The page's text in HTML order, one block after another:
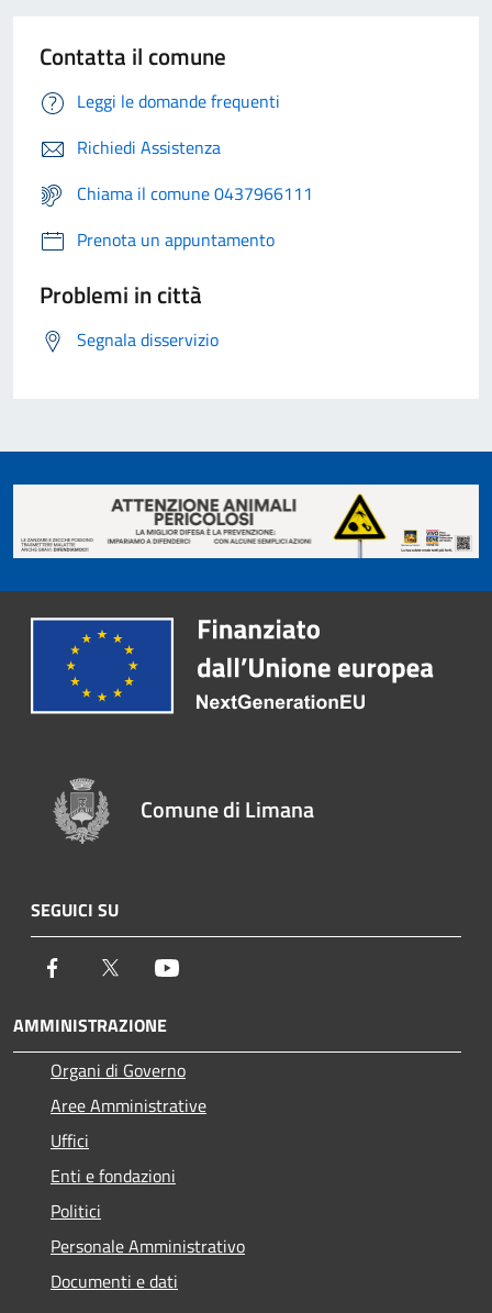
Contatta il comune
Leggi le domande frequenti
Richiedi Assistenza
Chiama il comune 0437966111
Prenota un appuntamento
Problemi in città
Segnala disservizio
Comune di Limana
SEGUICI SU
Facebook Twitter
AMMINISTRAZIONE
Organi di Governo
Aree Amministrative
Uffici
Enti e fondazioni
Politici
Personale Amministrativo
Documenti e dati